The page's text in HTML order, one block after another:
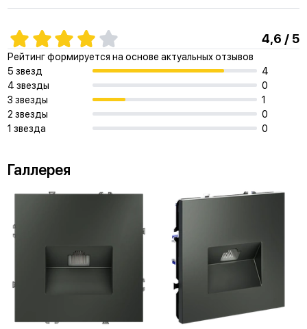
4,6 / 5
Рейтинг формируется на основе актуальных отзывов
5 звезд
4
4 звезды
0
3 звезды
1
2 звезды
0
1 звезда
0
Галлерея